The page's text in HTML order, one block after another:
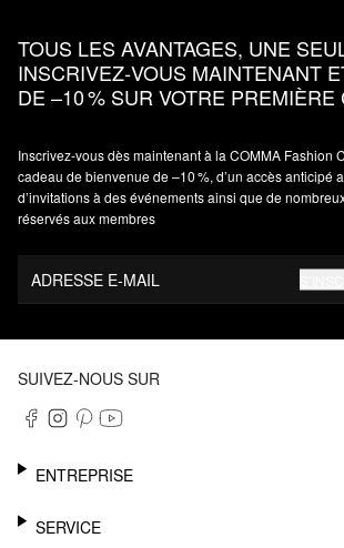
TOUS LES AVANTAGES, UNE
INSCRIVEZ‑VOUS MAINTENANT
DE –10 % SUR VOTRE PREMIÈRE
Inscrivez‑vous dès maintenant à la COMMA Fashion
cadeau de bienvenue de –10 %, d’un accès anticipé
d’invitations à des événements ainsi que de
réservés aux membres
ADRESSE E-MAIL
SUIVEZ-NOUS SUR
ENTREPRISE
CARRIÈRE
SERVICE